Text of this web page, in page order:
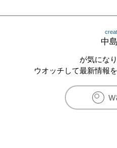
中
が気にな
ウオッチして最新情報